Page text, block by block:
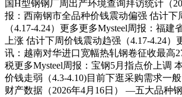
国H型钢钢厂周出产环境查询拜访统计（
报：西南钢市全品种价钱震动偏强 估计下
（4.17-4.24）更多更多Mysteel周报：福建
上涨 估计下周价钱震动趋强（4.17-4.24）
讯：越南对华进口宽幅热轧钢卷征收最高
税更多Mysteel周报：宝钢5月指点价上调
价钱走弱（4.3-4.10)目前下逛采购需求一
财产数据（2026年4月16日） —五大品种